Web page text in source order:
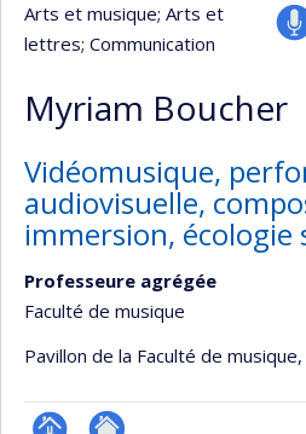
Arts et musique; Arts et
lettres; Communication
Myriam Boucher
Vidéomusique,
audiovisuelle,
immersion, écologie
Professeure agrégée
Faculté de musique
Pavillon de la Faculté de musique